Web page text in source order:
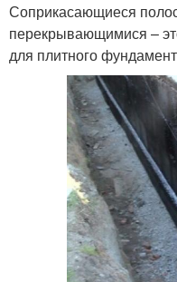
Соприкасающиеся
перекрывающимися –
для плитного